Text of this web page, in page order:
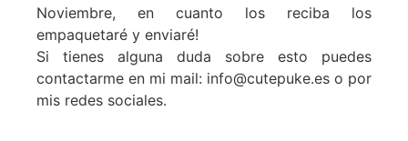
Noviembre, en cuanto los reciba los
empaquetaré y enviaré!
Si tienes alguna duda sobre esto puedes
contactarme en mi mail: info@cutepuke.es o por
mis redes sociales.